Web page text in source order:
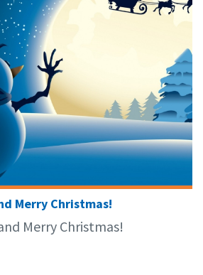
Merry Christmas!
Merry Christmas!